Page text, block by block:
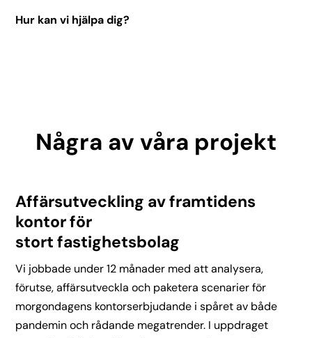
Hur kan vi hjälpa dig?
Några av våra projekt
Affärsutveckling av framtidens
kontor för
stort fastighetsbolag
Vi jobbade under 12 månader med att analysera,
förutse, affärsutveckla och paketera scenarier för
morgondagens kontorserbjudande i spåret av både
pandemin och rådande megatrender. I uppdraget